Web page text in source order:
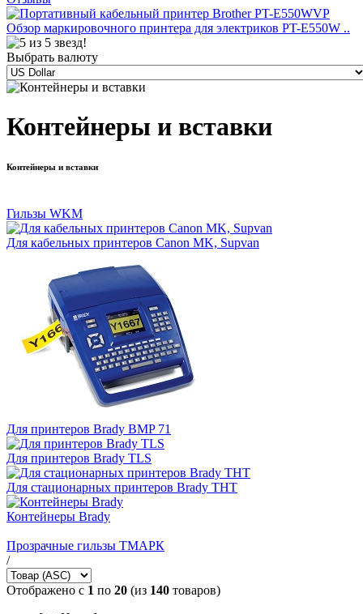
Обзор маркировочного принтера для электриков PT-E550W ..
Выбрать валюту
Контейнеры и вставки
Контейнеры и вставки
Гильзы WKM
Для кабельных принтеров Canon MK, Supvan
Для принтеров Brady BMP 71
Для принтеров Brady TLS
Для стационарных принтеров Brady THT
Контейнеры Brady
Прозрачные гильзы ТМАРК
/
Отображено с 1 по 20 (из 140 товаров)